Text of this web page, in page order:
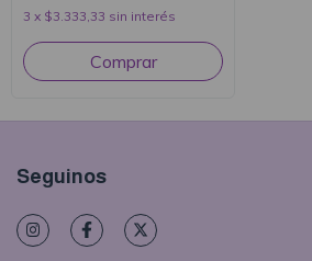
3 x $3.333,33 sin interés
Seguinos